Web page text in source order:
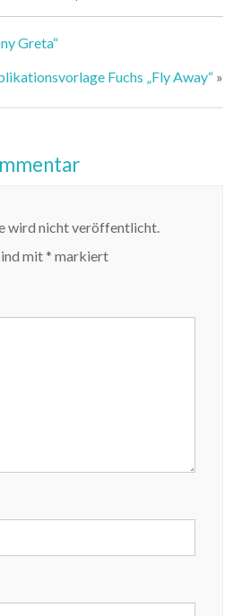
Greta“
Fuchs „Fly Away“»
wird nicht veröffentlicht.
mit* markiert